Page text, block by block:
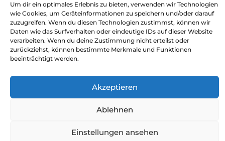
Um dir ein optimales Erlebnis zu bieten, verwenden wir Technologien
wie Cookies, um Geräteinformationen zu speichern und/oder darauf
zuzugreifen. Wenn du diesen Technologien zustimmst, können wir
Daten wie das Surfverhalten oder eindeutige IDs auf dieser Website
verarbeiten. Wenn du deine Zustimmung nicht erteilst oder
zurückziehst, können bestimmte Merkmale und Funktionen
beeinträchtigt werden.
Akzeptieren
Ablehnen
Einstellungen ansehen
KONTAKTANFRAGE
KONTAKTFORMULAR
2:36